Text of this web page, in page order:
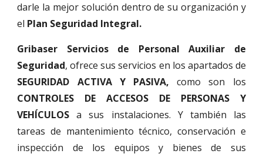
darle la mejor solución dentro de su organización y
el Plan Seguridad Integral.
Gribaser Servicios de Personal Auxiliar de
Seguridad, ofrece sus servicios en los apartados de
SEGURIDAD ACTIVA Y PASIVA,como son los
CONTROLES DE ACCESOS DE PERSONAS Y
VEHÍCULOS a sus instalaciones. Y también las
tareas de mantenimiento técnico, conservación e
inspección de los equipos y bienes de sus